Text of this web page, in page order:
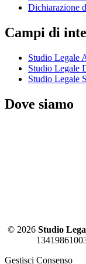
Dichiarazione
Campi di
Studio Legale
Studio Legale
Studio Legale
Dove siamo
© 2026 Studio
Gestisci Consenso